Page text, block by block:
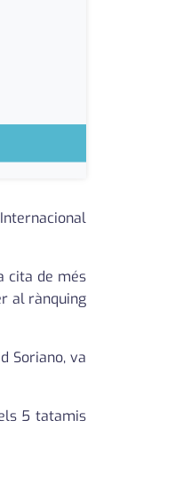
cita de més
al rànquing
Soriano, va
5 tatamis